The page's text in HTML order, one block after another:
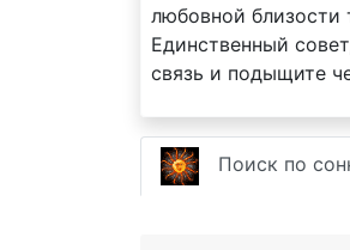
любовной близости
Единственный
связь и подыщите
Поиск по